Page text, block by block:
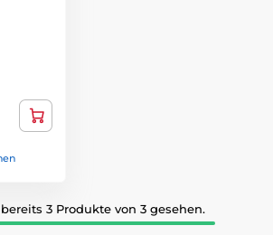
3 Produkte von 3 gesehen.